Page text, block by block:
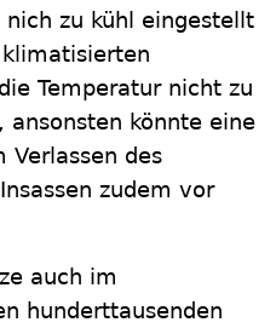
zu kühl eingestellt
Temperatur nicht zu
könnte eine
Verlassen des
zudem vor
auch im
hunderttausenden